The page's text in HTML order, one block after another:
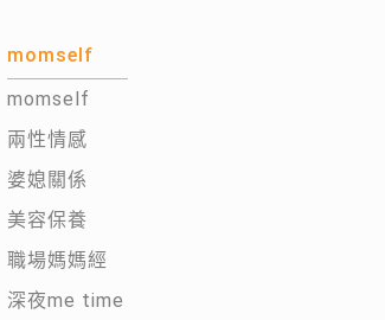
momself
momself
兩性情感
婆媳關係
美容保養
職場媽媽經
深夜me time